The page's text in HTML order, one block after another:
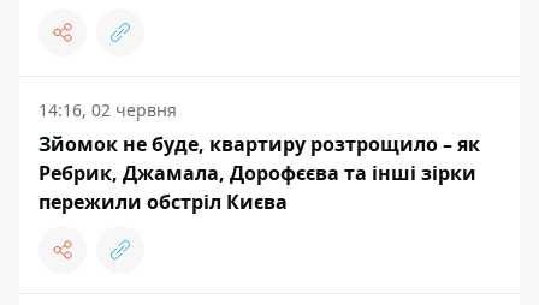
14:16, 02 червня
Зйомок не буде, квартиру розтрощило – як
Ребрик, Джамала, Дорофєєва та інші зірки
пережили обстріл Києва